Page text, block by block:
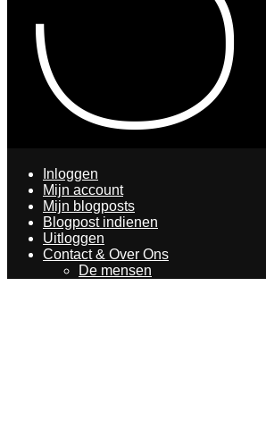
Inloggen
Mijn account
Mijn blogposts
Blogpost indienen
Uitloggen
Contact & Over Ons
De mensen